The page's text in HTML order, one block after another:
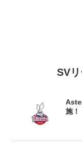
SV
施！